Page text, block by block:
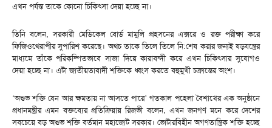
এখন পর্যন্ত তাকে কোনো চিকিৎসা দেয়া হচ্ছে না।
তিনি বলেন, সরকারী মেডিকেল বোর্ড মামুলি প্রহসনের এক্সরে ও রক্ত পরীক্ষা করে
ফিজিওথেরাপীর সুপারিশ করেছে। অথচ তাকে তিলে তিলে নি:শেষ করার জন্যই ষড়যন্ত্রের
মাধ্যমে তাঁকে পরিকল্পিতভাবে সাজা দিয়ে কারাবন্দী করে এখন চিকিৎসার সুযোগও
দেয়া হচ্ছে না। এটা জাতীয়তাবাদী শক্তিকে ধ্বংস করতে বহুমুখী চক্রান্তের অংশ।
‘অশুভ শক্তি যেন আর ক্ষমতায় না আসতে পারে’ গতকাল পহেলা বৈশাখের এক অনুষ্ঠানে
প্রধানমন্ত্রীর এমন বক্তব্যের প্রতিক্রিয়ায় রিজভী বলেন, এখন জনগণ মনে করে দেশের
সবচেয়ে বড় অশুভ শক্তি বর্তমান মহাজোট সরকার। ভোটারবিহীন অগণতান্ত্রিক শক্তি হচ্ছে